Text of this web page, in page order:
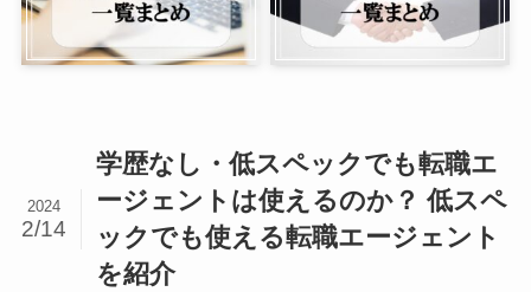
学歴なし・低スペックでも転職エ
ージェントは使えるのか？ 低スペ
ックでも使える転職エージェント
を紹介
2024
2/14